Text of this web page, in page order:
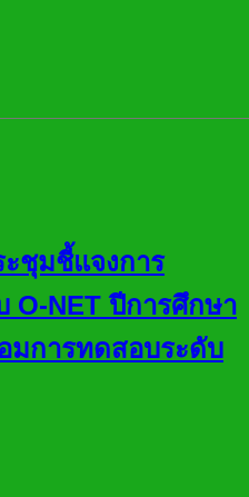
ชุมชี้แจงการ
O-NET ปีการศึกษา
มการทดสอบระดับ